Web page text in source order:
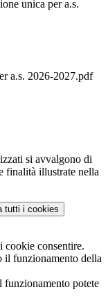
unica per a.s.
a.s. 2026-2027.pdf
si avvalgono di
finalità illustrate nella
tutti i cookies
cookie consentire.
il funzionamento della
funzionamento potete